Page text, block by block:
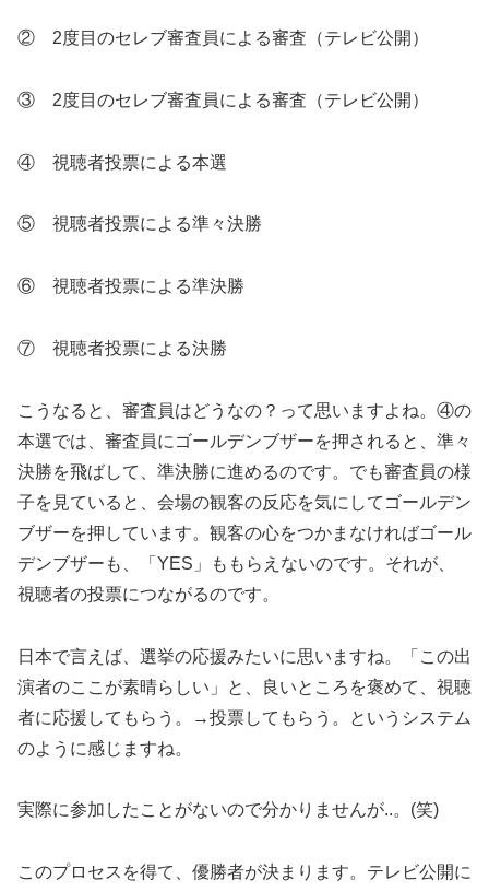
② 2度目のセレブ審査員による審査（テレビ公開）
③ 2度目のセレブ審査員による審査（テレビ公開）
④ 視聴者投票による本選
⑤ 視聴者投票による準々決勝
⑥ 視聴者投票による準決勝
⑦ 視聴者投票による決勝
こうなると、審査員はどうなの？って思いますよね。④の
本選では、審査員にゴールデンブザーを押されると、準々
決勝を飛ばして、準決勝に進めるのです。でも審査員の様
子を見ていると、会場の観客の反応を気にしてゴールデン
ブザーを押しています。観客の心をつかまなければゴール
デンブザーも、「YES」ももらえないのです。それが、
視聴者の投票につながるのです。
日本で言えば、選挙の応援みたいに思いますね。「この出
演者のここが素晴らしい」と、良いところを褒めて、視聴
者に応援してもらう。→投票してもらう。というシステム
のように感じますね。
実際に参加したことがないので分かりませんが..。(笑)
このプロセスを得て、優勝者が決まります。テレビ公開に